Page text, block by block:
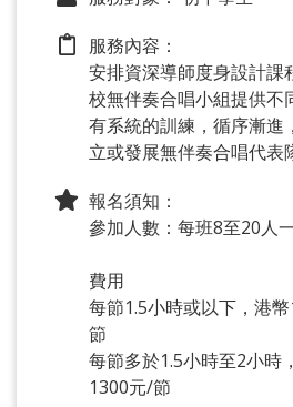
服務內容：
安排資深導師度身設計課
校無伴奏合唱小組提供不
有系統的訓練，循序漸進
立或發展無伴奏合唱代表
報名須知：
參加人數：每班8至20人
費用
每節1.5小時或以下，港
節
每節多於1.5小時至2小時
1300元/節